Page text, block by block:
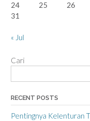
24
25 26
31
« Jul
Cari
RECENT POSTS
Pentingnya Kelenturan